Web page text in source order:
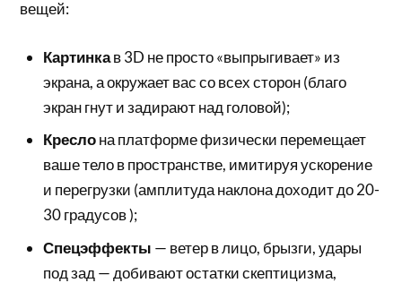
вещей:
Картинкав 3D не просто «выпрыгивает» из
экрана, а окружает вас со всех сторон (благо
экран гнут и задирают над головой);
Креслона платформе физически перемещает
ваше тело в пространстве, имитируя ускорение
и перегрузки (амплитуда наклона доходит до 20-
30 градусов );
Спецэффекты — ветер в лицо, брызги, удары
под зад — добивают остатки скептицизма,